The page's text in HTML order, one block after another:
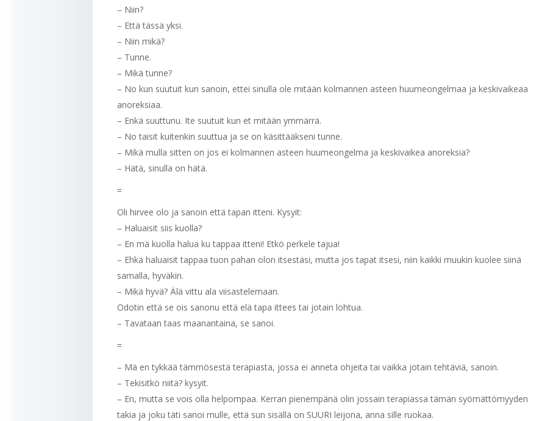
– Niin?
– Että tässä yksi.
– Niin mikä?
– Tunne.
– Mikä tunne?
– No kun suutuit kun sanoin, ettei sinulla ole mitään kolmannen asteen huumeongelmaa ja keskivaikeaa
anoreksiaa.
– Enkä suuttunu. Ite suutuit kun et mitään ymmärrä.
– No taisit kuitenkin suuttua ja se on käsittääkseni tunne.
– Mikä mulla sitten on jos ei kolmannen asteen huumeongelma ja keskivaikea anoreksia?
– Hätä, sinulla on hätä.
=
Oli hirvee olo ja sanoin että tapan itteni. Kysyit:
– Haluaisit siis kuolla?
– En mä kuolla halua ku tappaa itteni! Etkö perkele tajua!
– Ehkä haluaisit tappaa tuon pahan olon itsestäsi, mutta jos tapat itsesi, niin kaikki muukin kuolee siinä
samalla, hyväkin.
– Mikä hyvä? Älä vittu ala viisastelemaan.
Odotin että se ois sanonu että elä tapa ittees tai jotain lohtua.
– Tavataan taas maanantaina, se sanoi.
=
– Mä en tykkää tämmösestä terapiasta, jossa ei anneta ohjeita tai vaikka jotain tehtäviä, sanoin.
– Tekisitkö niitä? kysyit.
– En, mutta se vois olla helpompaa. Kerran pienempänä olin jossain terapiassa tämän syömättömyyden
takia ja joku täti sanoi mulle, että sun sisällä on SUURI leijona, anna sille ruokaa.